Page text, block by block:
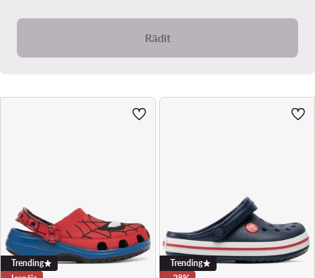
Rādīt
Trending
Trending